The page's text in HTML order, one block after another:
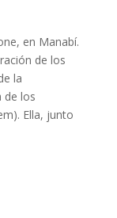
en Manabí.
de los
la
de los
Ella, junto